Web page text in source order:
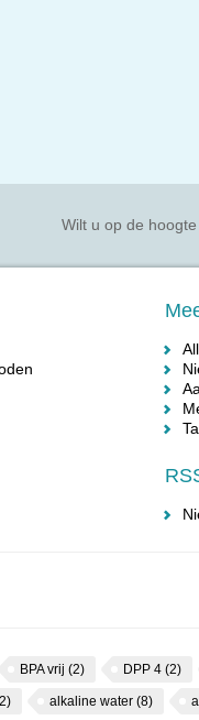
Wilt u op de
BPA vrij (2) DPP 4 (2)
alkaline water (8)